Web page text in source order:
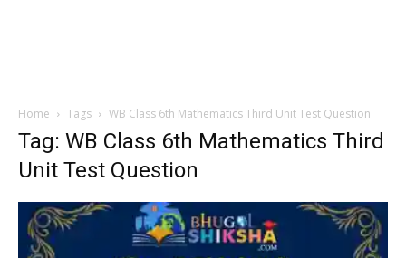
Home Tags WB Class 6th Mathematics Third Unit Test Question
Tag: WB Class 6th Mathematics Third
Unit Test Question